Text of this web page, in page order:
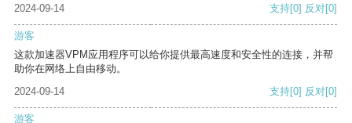
2024-09-14 支持[0] 反对[0]
游客
这款加速器VPM应用程序可以给你提供最高速度和安全性的连接，并帮
助你在网络上自由移动。
2024-09-14
支持[0] 反对[0]
游客